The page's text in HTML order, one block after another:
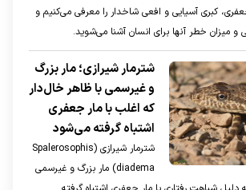
کبری آسیایی و افعی شاخدار را معرفی می‌کنیم و
و میزان خطر آنها برای انسان آشنا می‌شوید.
شترمار شیرازی؛ مار بزرگ
و غیرسمی با ظاهر خال‌دار
که اغلب با مار جعفری
اشتباه گرفته می‌شود
شترمار شیرازی (Spalerosophis
diadema) مار بزرگ و غیرسمی